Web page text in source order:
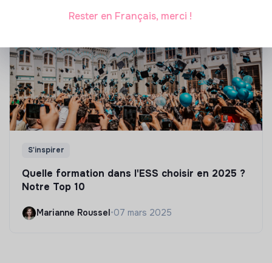
S'inspirer
Quelle formation dans l'ESS choisir en 2025 ?
Notre Top 10
Marianne Roussel•07 mars 2025
Rester en Français, merci !